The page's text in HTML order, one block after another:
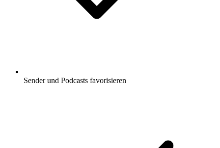
Sender und Podcasts favorisieren